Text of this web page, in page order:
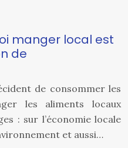
manger local est
de
de consommer les
les aliments locaux
: sur l’économie locale
et aussi…